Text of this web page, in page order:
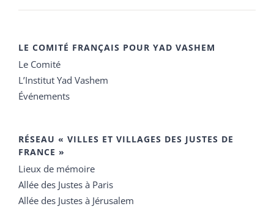
LE COMITÉ FRANÇAIS POUR YAD VASHEM
Le Comité
L’Institut Yad Vashem
Événements
RÉSEAU « VILLES ET VILLAGES DES JUSTES DE
FRANCE »
Lieux de mémoire
Allée des Justes à Paris
Allée des Justes à Jérusalem